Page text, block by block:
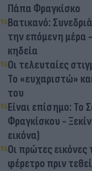
Πάπα Φραγκίσκο
Βατικανό:
την επόμενη μέρα
κηδεία
Οι τελευταίες
Το «ευχαριστώ»
του
Είναι επίσημο: Το
Φραγκίσκου -
εικόνα)
Οι πρώτες
φέρετρο πριν